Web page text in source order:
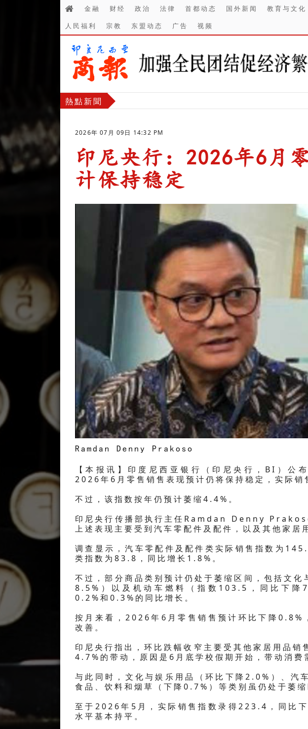
金融 财经 政治 法律 首都动态 国外新闻 教育与文化
人民福利
宗教 东盟动态 广告 视频
熱點新聞
2026年 07月 09日 14:32 PM
印尼央行：2026年6月
计保持稳定
Ramdan Denny Prakoso
【本报讯】印度尼西亚银行（印尼央行，BI）公
2026年6月零售销售表现预计仍将保持稳定，实际
不过，该指数按年仍预计萎缩4.4%。
印尼央行传播部执行主任Ramdan Denny
上述表现主要受到汽车零配件及配件，以及其他家居
调查显示，汽车零配件及配件类实际销售指数为
类指数为83.8，同比增长1.8%。
不过，部分商品类别预计仍处于萎缩区间，包括文
8.5%）以及机动车燃料（指数103.5，同比下降
0.2%和0.3%的同比增长。
按月来看，2026年6月零售销售预计环比下降0.8%
改善。
印尼央行指出，环比跌幅收窄主要受其他家居用品
4.7%的带动，原因是6月底学校假期开始，带动消费
与此同时，文化与娱乐用品（环比下降2.0%）、汽
食品、饮料和烟草（下降0.7%）等类别虽仍处于萎
至于2026年5月，实际销售指数录得223.4，同比
水平基本持平。